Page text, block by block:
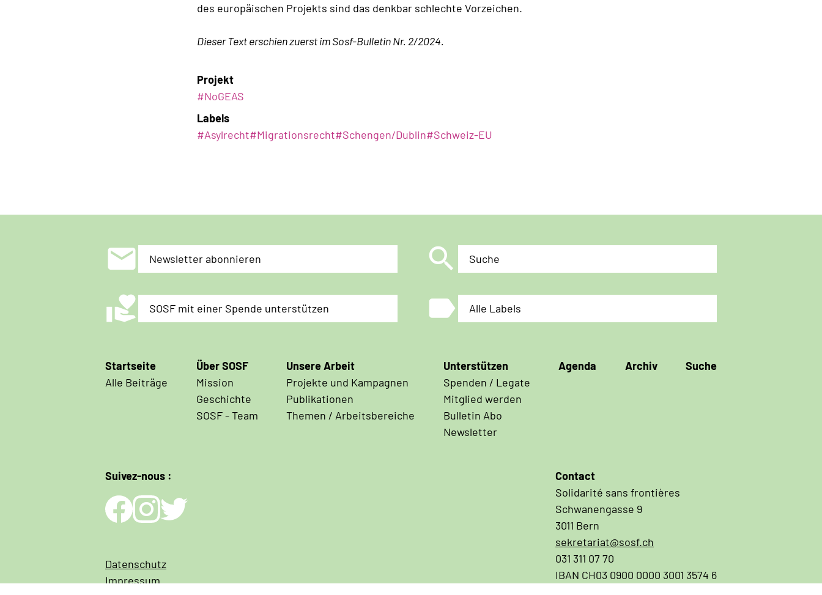
des europäischen Projekts sind das denkbar schlechte Vorzeichen.
Dieser Text erschien zuerst im Sosf-Bulletin Nr. 2/2024.
Projekt
#NoGEAS
Labels
#Asylrecht#Migrationsrecht#Schengen/Dublin#Schweiz-EU
mail Newsletter abonnieren search Suche
volunteer_activism SOSF mit einer Spende unterstützen label Alle Labels
Hauptnavigation
Startseite
Alle Beiträge
Über SOSF
Mission
Geschichte
SOSF - Team
Unsere Arbeit
Projekte und Kampagnen
Publikationen
Themen / Arbeitsbereiche
Unterstützen
Spenden / Legate
Mitglied werden
Bulletin Abo
Newsletter
Agenda Archiv Suche
Suivez-nous :
Impressum
und
Datenschutz
Impressum
Contact
Solidarité sans frontières
Schwanengasse 9
3011 Bern
sekretariat@sosf.ch
031 311 07 70
IBAN CH03 0900 0000 3001 3574 6